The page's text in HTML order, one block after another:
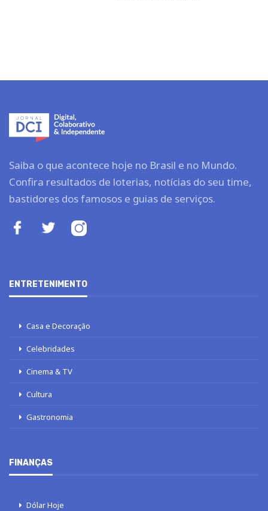
Saiba o que acontece hoje no Brasil e no Mundo.
Confira resultados de loterias, notícias do seu time,
bastidores dos famosos e guias de serviços.
ENTRETENIMENTO
Casa e Decoração
Celebridades
Cinema & TV
Cultura
Gastronomia
FINANÇAS
Dólar Hoje